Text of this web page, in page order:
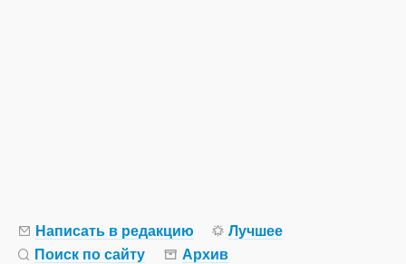
Написать в редакцию
Лучшее
Поиск по сайту
Архив